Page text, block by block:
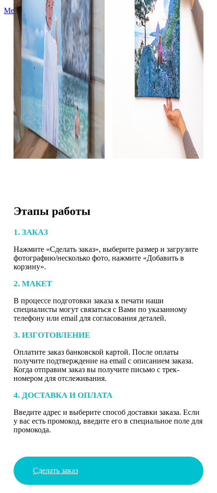
Меню
Этапы работы
1. ЗАКАЗ
Нажмите «Сделать заказ», выберите размер и загрузите
фотографию/несколько фото, нажмите «Добавить в
корзину».
2. МАКЕТ
В процессе подготовки заказа к печати наши
специалисты могут связаться с Вами по указанному
телефону или email для согласования деталей.
3. ИЗГОТОВЛЕНИЕ
Оплатите заказ банковской картой. После оплаты
получите подтверждение на email с описанием заказа.
Когда отправим заказ вы получите письмо с трек-
номером для отслеживания.
4. ДОСТАВКА И ОПЛАТА
Введите адрес и выберите способ доставки заказа. Если
у вас есть промокод, введите его в специальное поле для
промокода.
Сделать заказ